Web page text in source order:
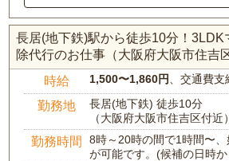
長居(地下鉄)駅から徒歩10分！3LDK
除代行のお仕事（大阪府大阪市住吉
時給 1,500〜1,860円 、交通費
勤務地
長居(地下鉄) 徒歩10分
（大阪府大阪市住吉区付近）
勤務時間
8時～20時の間で1時間〜
が可能です。(候補の日時